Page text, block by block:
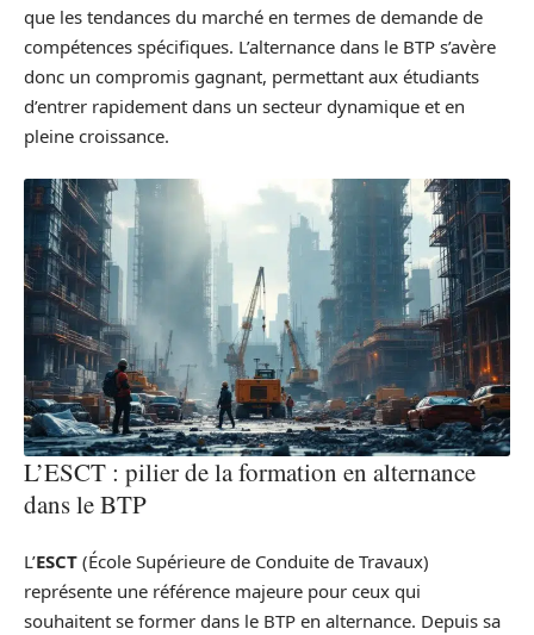
que les tendances du marché en termes de demande de
compétences spécifiques. L’alternance dans le BTP s’avère
donc un compromis gagnant, permettant aux étudiants
d’entrer rapidement dans un secteur dynamique et en
pleine croissance.
L’ESCT : pilier de la formation en alternance
dans le BTP
L’ESCT (École Supérieure de Conduite de Travaux)
représente une référence majeure pour ceux qui
souhaitent se former dans le BTP en alternance. Depuis sa